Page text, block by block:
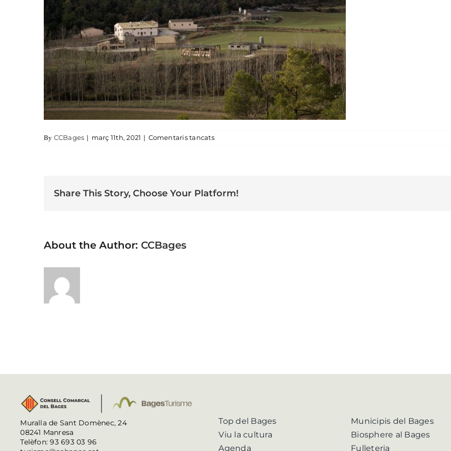
By CCBages | març 11th, 2021 | Comentaris tancatsa casa
Share This Story, Choose Your Platform!
About the Author: CCBages
Muralla de Sant Domènec, 24
08241 Manresa
Telèfon: 93 693 03 96
Top del Bages
Viu la cultura
Agenda
Municipis del Bages
Biosphere al Bages
Fulleteria